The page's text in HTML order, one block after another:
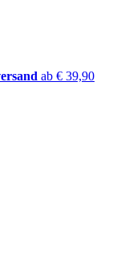
ab € 39,90